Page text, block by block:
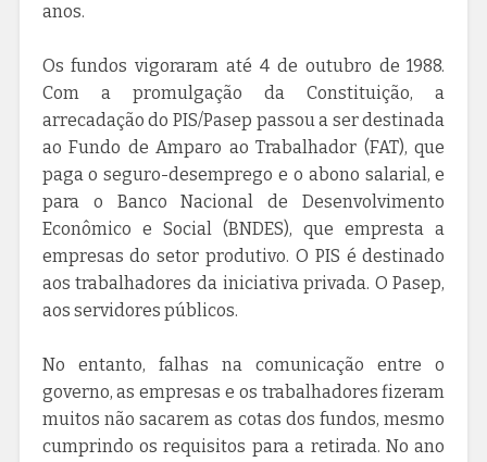
anos.
Os fundos vigoraram até 4 de outubro de 1988.
Com a promulgação da Constituição, a
arrecadação do PIS/Pasep passou a ser destinada
ao Fundo de Amparo ao Trabalhador (FAT), que
paga o seguro-desemprego e o abono salarial, e
para o Banco Nacional de Desenvolvimento
Econômico e Social (BNDES), que empresta a
empresas do setor produtivo. O PIS é destinado
aos trabalhadores da iniciativa privada. O Pasep,
aos servidores públicos.
No entanto, falhas na comunicação entre o
governo, as empresas e os trabalhadores fizeram
muitos não sacarem as cotas dos fundos, mesmo
cumprindo os requisitos para a retirada. No ano